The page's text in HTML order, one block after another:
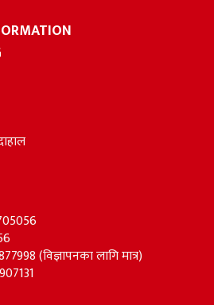
(विज्ञापनका लागि मात्र)